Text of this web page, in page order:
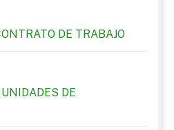
DE TRABAJO
DE